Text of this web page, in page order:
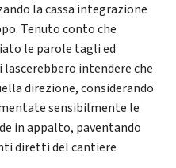
la cassa integrazione
Tenuto conto che
le parole tagli ed
intendere che
direzione, considerando
sensibilmente le
in appalto, paventando
diretti del cantiere